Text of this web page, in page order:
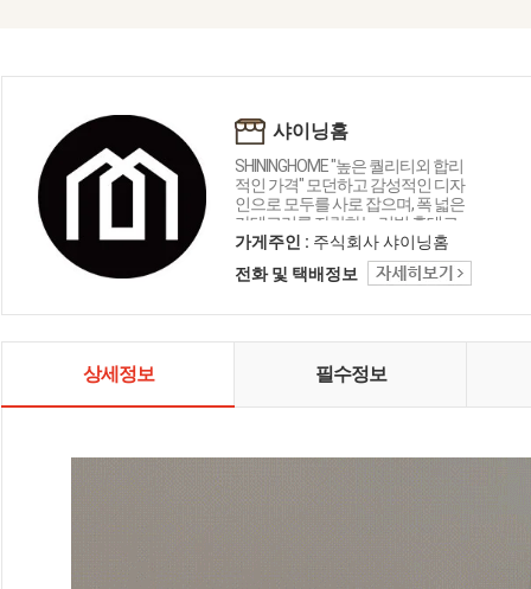
샤이닝홈
SHININGHOME "높은 퀄리티외 합리
적인 가격" 모던하고 감성적인 디자
인으로 모두를 사로 잡으며, 폭 넓은
카테고리를 자랑하는 리빙 홈데코
인테리어 샤이닝홈입니다.
가게주인 : 주식회사 샤이닝홈
전화 및 택배정보
상세정보 필수정보